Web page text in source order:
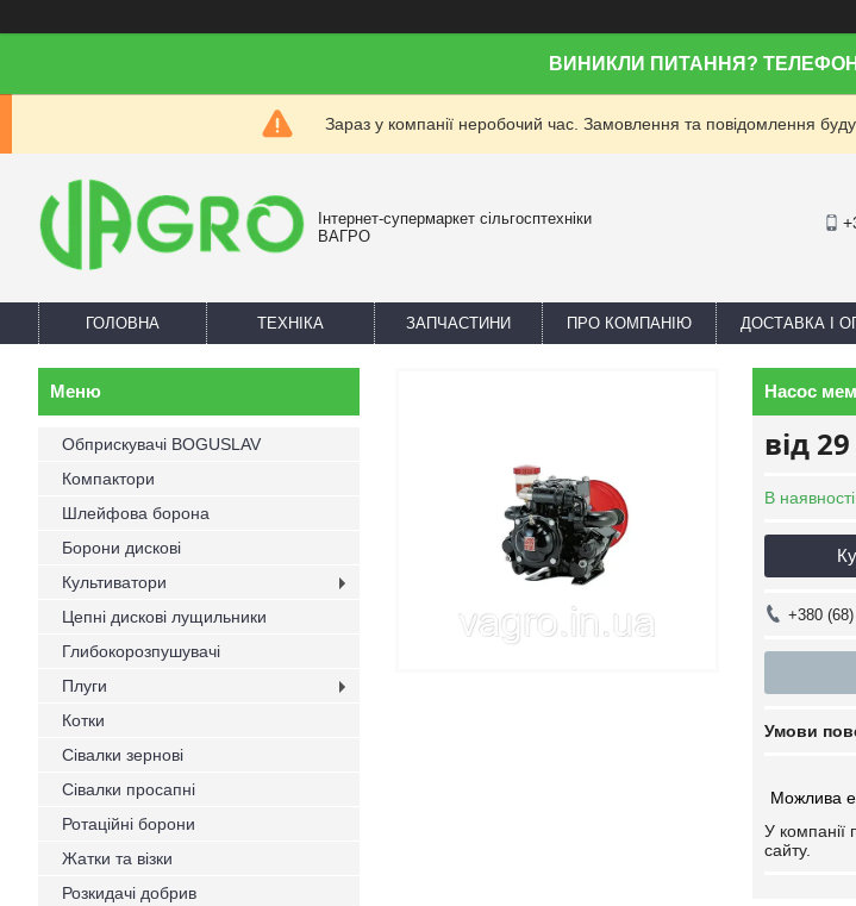
ВИНИКЛИ ПИТАННЯ?
Зараз у компанії неробочий час. Замовлення та повідомлення
Інтернет-супермаркет сільгосптехніки
ВАГРО
ГОЛОВНА ТЕХНІКА ЗАПЧАСТИНИ ПРО КОМПАНІЮ ДОСТАВКА І
Насос
від
В наявності
+380
У компанії
сайту.
Обприскувачі BOGUSLAV
Компактори
Шлейфова борона
Борони дискові
Культиватори
Цепні дискові лущильники
Глибокорозпушувачі
Плуги
Котки
Сівалки зернові
Сівалки просапні
Ротаційні борони
Жатки та візки
Розкидачі добрив